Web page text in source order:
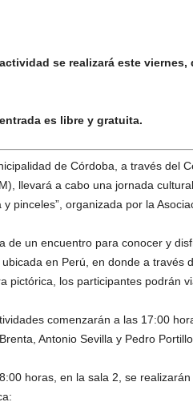
se realizará este viernes,
es libre y gratuita.
de Córdoba, a través del
llevará a cabo una jornada
y pinceles”, organizada por la
de un encuentro para conocer y
en Perú, en donde a través
pictórica, los participantes podrán
comenzarán a las 17:00
Antonio Sevilla y Pedro Portillo.
horas, en la sala 2, se